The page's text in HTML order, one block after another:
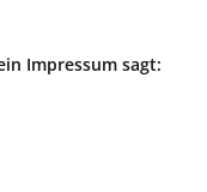
Impressum sagt: